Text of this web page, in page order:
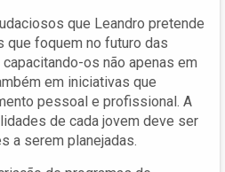
que Leandro pretende
que foquem no futuro das
os não apenas em
em iniciativas que
pessoal e profissional. A
de cada jovem deve ser
a serem planejadas.